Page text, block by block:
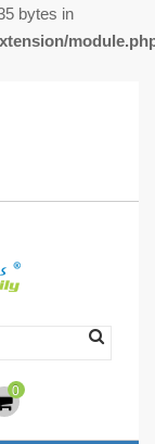
bytes in
0